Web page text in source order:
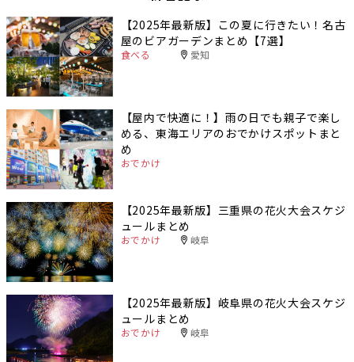
【2025年最新版】この夏に行きたい！名古
屋のビアガーデンまとめ【7選】
食べる 愛知
【屋内で快適に！】雨の日でも親子で楽し
める、東海エリアのおでかけスポットまと
め
おでかけ
【2025年最新版】三重県の花火大会スケジ
ュールまとめ
おでかけ 岐阜
【2025年最新版】岐阜県の花火大会スケジ
ュールまとめ
おでかけ 岐阜